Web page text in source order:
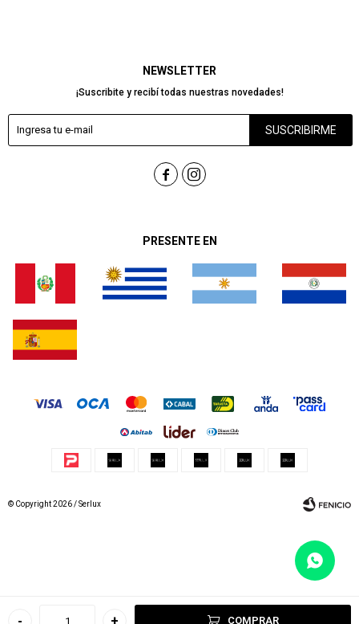
COMPRAR
PRESENTE EN
NEWSLETTER
¡Suscribite y recibí todas nuestras novedades!
SUSCRIBIRME
 
© Copyright 2026 / Serlux